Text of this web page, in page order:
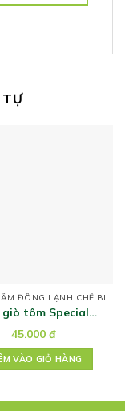
TỰ
ĐÔNG LẠNH CHẾ BIẾN
giò tôm Special
45.000 đ
VÀO GIỎ HÀNG